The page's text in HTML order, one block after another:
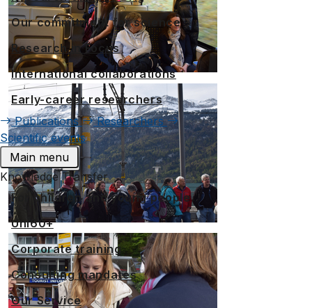
Our commitment for science
Research in Focus
International collaborations
Early-career researchers
Publications
Researchers
Scientific events
Main menu
Knowledge Transfer
For children and young people
Uni60+
Corporate training
Consulting mandates
Our Service